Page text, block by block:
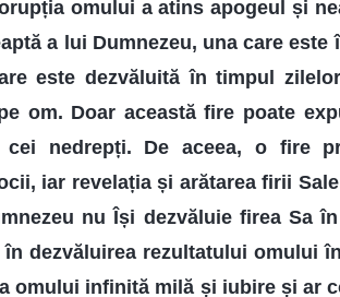
omului a atins apogeul și
a lui Dumnezeu, una care
este dezvăluită în timpul
om. Doar această fire poate
nedrepți. De aceea, o fire
iar revelația și arătarea firii
nu Își dezvăluie firea Sa
dezvăluirea rezultatului omului
omului infinită milă și iubire și ar